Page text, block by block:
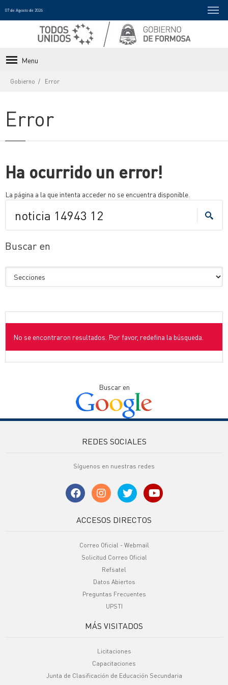
07 de Agosto de 2026
Menu
Gobierno Error
Error
Ha ocurrido un error!
La página a la que intenta acceder no se encuentra disponible.
Buscar en
No se encontraron resultados. Por favor, redefina la búsqueda.
Buscar en
REDES SOCIALES
Síguenos en nuestras redes
ACCESOS DIRECTOS
Correo Oficial - Webmail
Solicitud Correo Oficial
Refsatel
Datos Abiertos
Preguntas Frecuentes
UPSTI
MÁS VISITADOS
Licitaciones
Capacitaciones
Junta de Clasificación de Educación Secundaria